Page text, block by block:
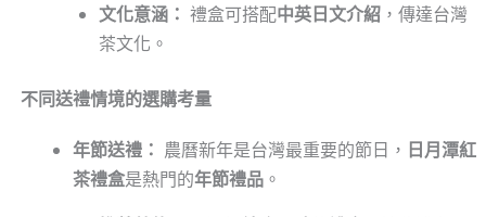
文化意涵： 禮盒可搭配中英日文介紹，傳達台灣
茶文化。
不同送禮情境的選購考量
年節送禮： 農曆新年是台灣最重要的節日， 日月潭紅
茶禮盒是熱門的年節禮品。